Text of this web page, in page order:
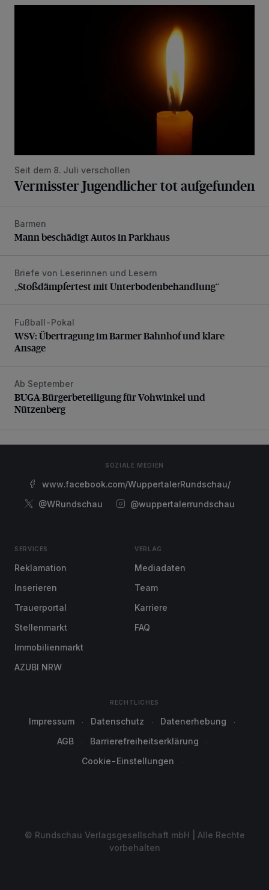
Seit dem 8. Juli verschollen
Vermisster Jugendlicher tot aufgefunden
Mann beschädigt Autos in Parkhaus
Barmen
Mann beschädigt Autos in Parkhaus
„Stoßdämpfertest mit Unterbodenbehandlung“
Briefe von Leserinnen und Lesern
„Stoßdämpfertest mit Unterbodenbehandlung“
WSV: Übertragung im Barmer Bahnhof und klare Ansage
Fußball-Pokal
WSV: Übertragung im Barmer Bahnhof und klare
Ansage
BUGA-Bürgerbeteiligung für Vohwinkel und Nützenberg
Ab September
BUGA-Bürgerbeteiligung für Vohwinkel und
Nützenberg
SOZIALE MEDIEN
www.facebook.com/WuppertalerRundschau/
@WRundschau
@wuppertalerrundschau
SERVICES
Reklamation
Inserieren
Trauerportal
Stellenmarkt
Immobilienmarkt
AZUBI NRW
VERLAG
Mediadaten
Team
Karriere
FAQ
RECHTLICHES
Impressum Datenschutz
Datenerhebung
AGB
Barrierefreiheitserklärung
Cookie-Einstellungen
© Rundschau Verlagsgesellschaft mbH | Alle Rechte
vorbehalten